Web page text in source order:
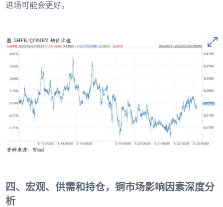
进场可能会更好。
四、宏观、供需和持仓，铜市场影响因素深度分
析